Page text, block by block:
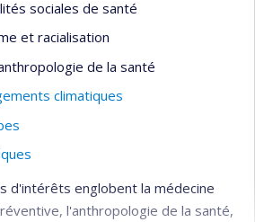
santé publique
autochtones urbaines
sociales de santé
et racialisation
de la santé
climatiques
d'intérêts englobent la médecine
l'anthropologie de la santé,